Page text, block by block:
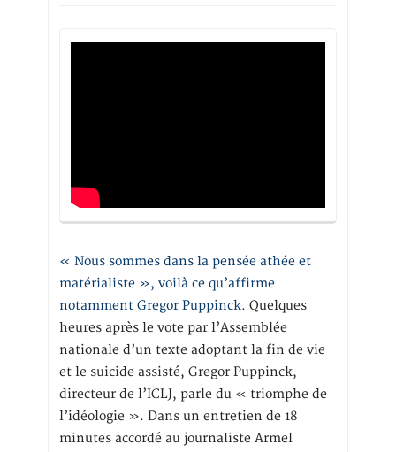
« Nous sommes dans la pensée athée et
matérialiste », voilà ce qu’affirme
notamment Gregor Puppinck. Quelques
heures après le vote par l’Assemblée
nationale d’un texte adoptant la fin de vie
et le suicide assisté, Gregor Puppinck,
directeur de l’ICLJ, parle du « triomphe de
l’idéologie ». Dans un entretien de 18
minutes accordé au journaliste Armel